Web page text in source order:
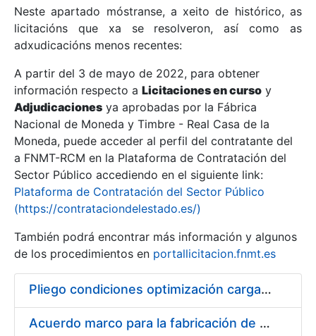
Mostrar/Ocultar
Mostrar/Ocultar
Mostrar/Ocultar
Mostrar/Ocultar
Neste apartado móstranse, a xeito de histórico, as
licitacións que xa se resolveron, así como as
adxudicacións menos recentes:
A partir del 3 de mayo de 2022, para obtener
información respecto a Licitaciones en curso y
Adjudicaciones ya aprobadas por la Fábrica
Nacional de Moneda y Timbre - Real Casa de la
Moneda, puede acceder al perfil del contratante del
a FNMT-RCM en la Plataforma de Contratación del
Sector Público accediendo en el siguiente link:
Plataforma de Contratación del Sector Público
(https://contrataciondelestado.es/)
También podrá encontrar más información y algunos
de los procedimientos en portallicitacion.fnmt.es
Pliego condiciones optimización cargas compras firmado
Acuerdo marco para la fabricación de piezas